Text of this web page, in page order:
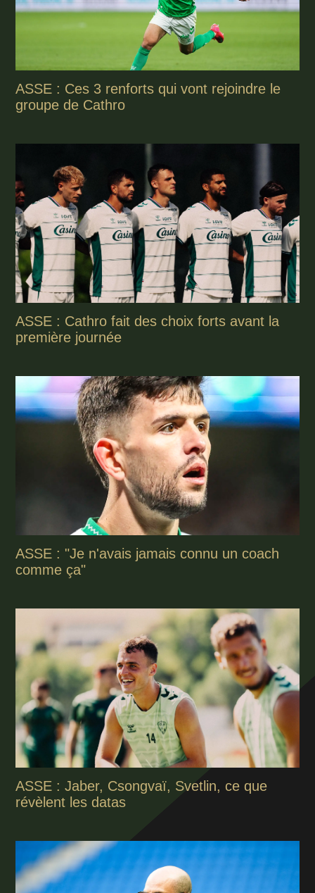
ASSE : Ces 3 renforts qui vont rejoindre le
groupe de Cathro
ASSE : Cathro fait des choix forts avant la
première journée
ASSE : "Je n'avais jamais connu un coach
comme ça"
ASSE : Jaber, Csongvaï, Svetlin, ce que
révèlent les datas